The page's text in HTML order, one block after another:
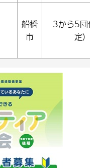
船橋
市
3から5団体
定）